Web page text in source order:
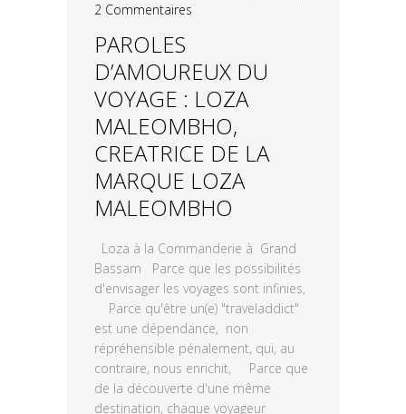
2 Commentaires
PAROLES
D’AMOUREUX DU
VOYAGE : LOZA
MALEOMBHO,
CREATRICE DE LA
MARQUE LOZA
MALEOMBHO
Loza à la Commanderie à Grand
Bassam Parce que les possibilités
d'envisager les voyages sont infinies,
Parce qu'être un(e) "traveladdict"
est une dépendance, non
répréhensible pénalement, qui, au
contraire, nous enrichit, Parce que
de la découverte d'une même
destination, chaque voyageur